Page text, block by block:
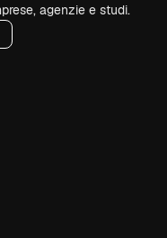
agenzie e studi.